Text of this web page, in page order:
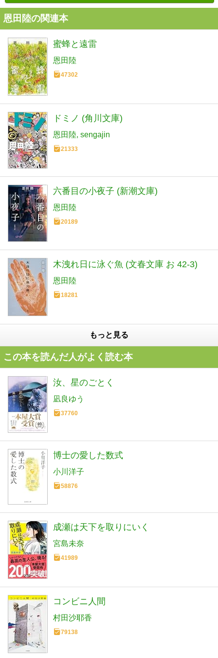
恩田陸の関連本
蜜蜂と遠雷
恩田陸
47302
ドミノ (角川文庫)
恩田陸 sengajin
21333
六番目の小夜子 (新潮文庫)
恩田陸
20189
木洩れ日に泳ぐ魚 (文春文庫 お 42-3)
恩田陸
18281
もっと見る
この本を読んだ人がよく読む本
汝、星のごとく
凪良ゆう
37760
博士の愛した数式
小川洋子
58876
成瀬は天下を取りにいく
宮島未奈
41989
コンビニ人間
村田沙耶香
79138